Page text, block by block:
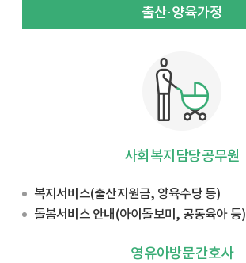
출산·양육가정
사회복지담당공무원
복지서비스(출산지원금, 양육수당 등)
돌봄서비스 안내(아이돌보미, 공동육아 등)
영유아방문간호사